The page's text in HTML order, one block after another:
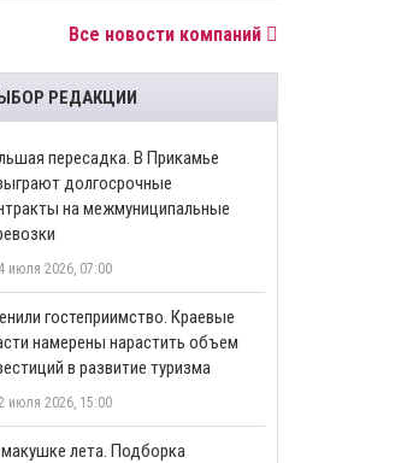
Все новости компаний
РЕДАКЦИИ
пересадка. В Прикамье
долгосрочные
на межмуниципальные
июля 2026, 07:00
гостеприимство. Краевые
намерены нарастить объем
в развитие туризма
июля 2026, 15:00
лета. Подборка